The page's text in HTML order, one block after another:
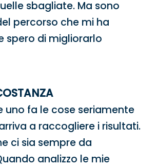
sbagliate. Ma sono
percorso che mi ha
spero di migliorarlo
uno fa le cose seriamente
a raccogliere i risultati.
ci sia sempre da
analizzo le mie